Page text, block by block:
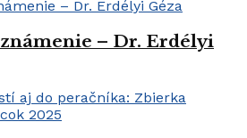
– Dr. Erdélyi